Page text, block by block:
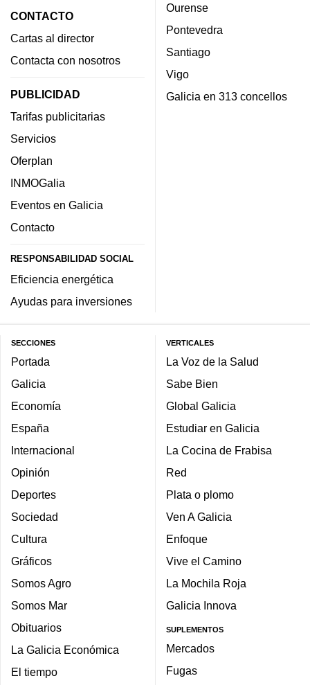
CONTACTO
Cartas al director
Contacta con nosotros
PUBLICIDAD
Tarifas publicitarias
Servicios
Oferplan
INMOGalia
Eventos en Galicia
Contacto
RESPONSABILIDAD SOCIAL
Eficiencia energética
Ayudas para inversiones
Ourense
Pontevedra
Santiago
Vigo
Galicia en 313 concellos
SECCIONES
Portada
Galicia
Economía
España
Internacional
Opinión
Deportes
Sociedad
Cultura
Gráficos
Somos Agro
Somos Mar
Obituarios
La Galicia Económica
El tiempo
VERTICALES
La Voz de la Salud
Sabe Bien
Global Galicia
Estudiar en Galicia
La Cocina de Frabisa
Red
Plata o plomo
Ven A Galicia
Enfoque
Vive el Camino
La Mochila Roja
Galicia Innova
SUPLEMENTOS
Mercados
Fugas